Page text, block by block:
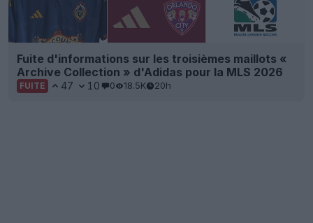
Fuite d'informations sur les troisièmes maillots «
Archive Collection » d'Adidas pour la MLS 2026
FUITE 47 10 0 18.5K 20h